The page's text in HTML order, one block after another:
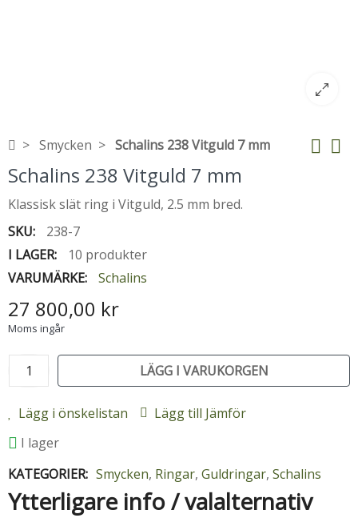
Smycken Schalins 238 Vitguld 7 mm
Schalins 238 Vitguld 7 mm
Klassisk slät ring i Vitguld, 2.5 mm bred.
SKU:
238-7
I LAGER:
10 produkter
VARUMÄRKE:
Schalins
27 800,00 kr
Moms ingår
LÄGG I VARUKORGEN
Lägg i önskelistan
Lägg till Jämför
I lager
KATEGORIER: Smycken, Ringar, Guldringar, Schalins
Ytterligare info / valalternativ